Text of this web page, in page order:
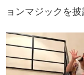
ョンマジックを披